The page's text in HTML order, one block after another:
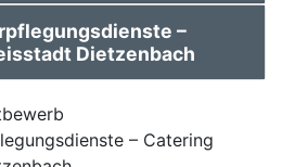
–
Dietzenbach
– Catering